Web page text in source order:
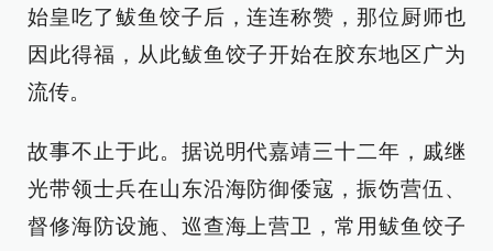
始皇吃了鲅鱼饺子后，连连称赞，那位厨师也
因此得福，从此鲅鱼饺子开始在胶东地区广为
流传。
故事不止于此。据说明代嘉靖三十二年，戚继
光带领士兵在山东沿海防御倭寇，振饬营伍、
督修海防设施、巡查海上营卫，常用鲅鱼饺子